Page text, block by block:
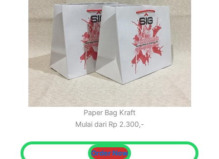
Paper Bag Kraft
Mulai dari Rp 2.300,-
Order Now